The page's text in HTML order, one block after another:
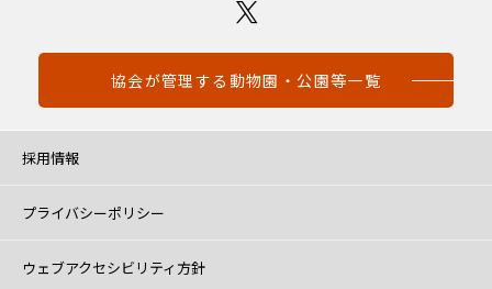
協会が管理する動物園・公園等一覧
採用情報
プライバシーポリシー
ウェブアクセシビリティ方針